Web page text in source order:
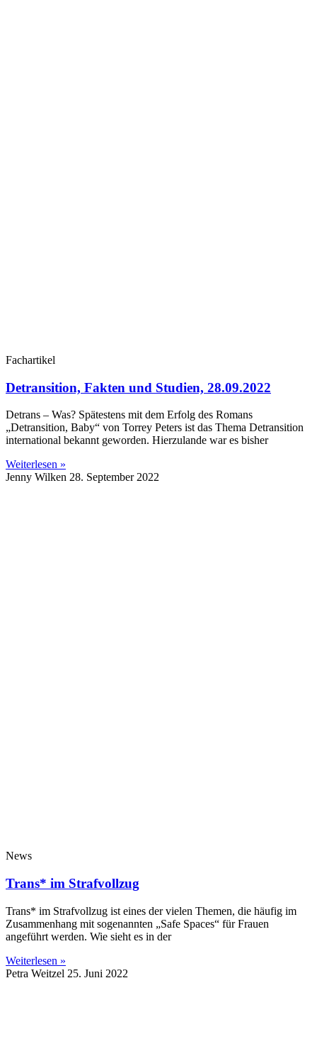
Fachartikel
Detransition, Fakten und Studien, 28.09.2022
Detrans – Was? Spätestens mit dem Erfolg des Romans
„Detransition, Baby“ von Torrey Peters ist das Thema Detransition
international bekannt geworden. Hierzulande war es bisher
Weiterlesen »
Jenny Wilken 28. September 2022
News
Trans* im Strafvollzug
Trans* im Strafvollzug ist eines der vielen Themen, die häufig im
Zusammenhang mit sogenannten „Safe Spaces“ für Frauen
angeführt werden. Wie sieht es in der
Weiterlesen »
Petra Weitzel 25. Juni 2022